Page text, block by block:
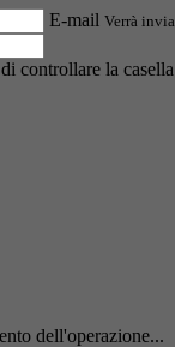
E-mail Verrà
controllare la
dell'operazione...